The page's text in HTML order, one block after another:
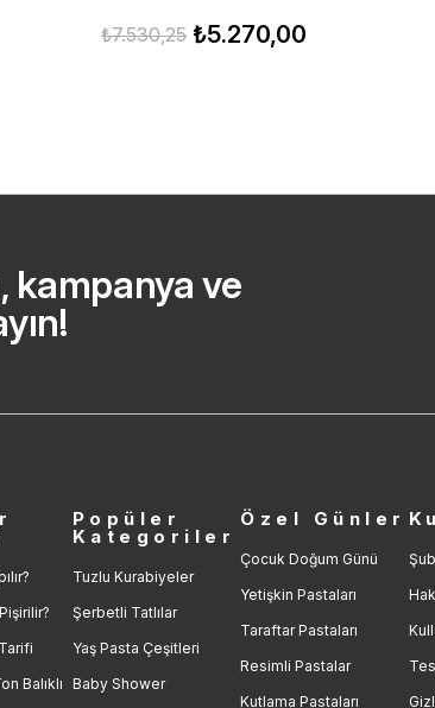
₺5.270,00
₺7.530,25
kampanya ve
Balıklı
Popüler
Kategoriler
Tuzlu Kurabiyeler
Şerbetli Tatlılar
Yaş Pasta Çeşitleri
Baby Shower
Özel Günler
Çocuk Doğum Günü
Yetişkin Pastaları
Taraftar Pastaları
Resimli Pastalar
Kutlama Pastaları